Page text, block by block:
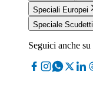
Speciali Europei
Speciale Scudetti
Seguici anche su